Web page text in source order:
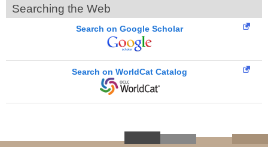
Searching the Web
Search on Google Scholar
Search on WorldCat Catalog